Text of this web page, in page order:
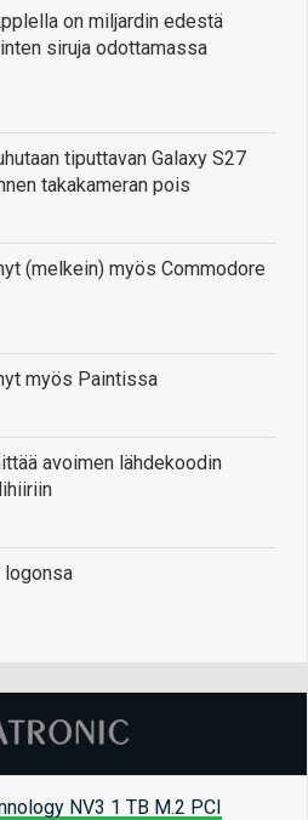
on miljardin edestä
siruja odottamassa
tiputtavan Galaxy S27
takakameran pois
(melkein) myös Commodore
myös Paintissa
avoimen lähdekoodin
logonsa
NV3 1 TB M.2 PCI